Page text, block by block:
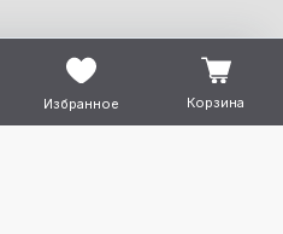
Избранное Корзина